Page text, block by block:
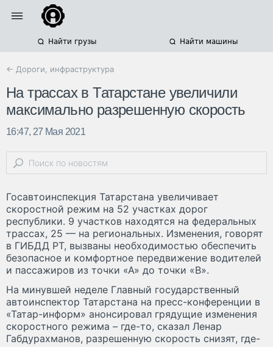
Найти грузы Найти машины
← Дороги, инфраструктура
На трассах в Татарстане увеличили
максимально разрешенную скорость
16:47, 27 Мая 2021
Госавтоинспекция Татарстана увеличивает
скоростной режим на 52 участках дорог
республики. 9 участков находятся на федеральных
трассах, 25 — на региональных. Изменения, говорят
в ГИБДД РТ, вызваны необходимостью обеспечить
безопасное и комфортное передвижение водителей
и пассажиров из точки «А» до точки «В».
На минувшей неделе Главный государственный
автоинспектор Татарстана на пресс-конференции в
«Татар-информ» анонсировал грядущие изменения
скоростного режима – где-то, сказал Ленар
Габдурахманов, разрешенную скорость снизят, где-